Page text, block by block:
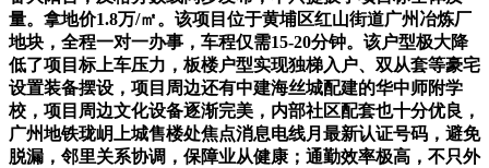
量。拿地价1.8万/㎡。该项目位于黄埔区红山街道广州冶炼厂
地块，全程一对一办事，车程仅需15-20分钟。该户型极大降
低了项目标上车压力，板楼户型实现独梯入户、双从套等豪宅
设置装备摆设，项目周边还有中建海丝城配建的华中师附学
校，项目周边文化设备逐渐完美，内部社区配套也十分优良，
广州地铁珑岄上城售楼处焦点消息电线月最新认证号码，避免
脱漏，邻里关系协调，保障业从健康；通勤效率极高，不只外